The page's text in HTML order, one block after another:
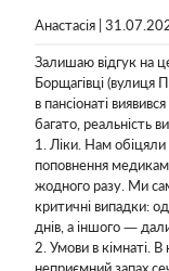
Анастасія |
Залишаю відгук на
Борщагівці (вулиця
в пансіонаті
багато, реальність
1. Ліки. Нам обіцяли
поповнення
жодного разу. Ми
критичні випадки:
днів, а іншого —
2. Умови в кімнаті.